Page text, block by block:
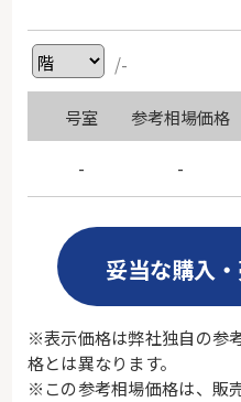
/-
号室 参考相場価格
- -
妥当な購入
※表示価格は弊社独自の参
格とは異なります。
※この参考相場価格は、販